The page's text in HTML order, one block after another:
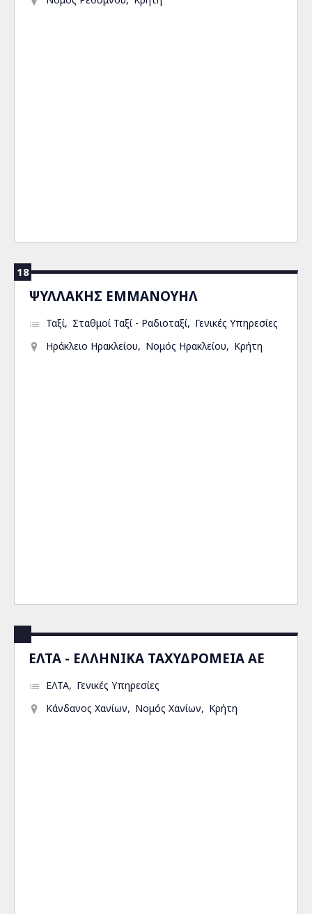
18
ΨΥΛΛΑΚΗΣ ΕΜΜΑΝΟΥΗΛ
Ταξί Σταθμοί Ταξί - Ραδιοταξί
Γενικές Υπηρεσίες
Ηράκλειο Ηρακλείου
Νομός Ηρακλείου Κρήτη
ΕΛΤΑ - ΕΛΛΗΝΙΚΑ ΤΑΧΥΔΡΟΜΕΙΑ ΑΕ
ΕΛΤΑ
Γενικές Υπηρεσίες
Κάνδανος Χανίων
Νομός Χανίων Κρήτη